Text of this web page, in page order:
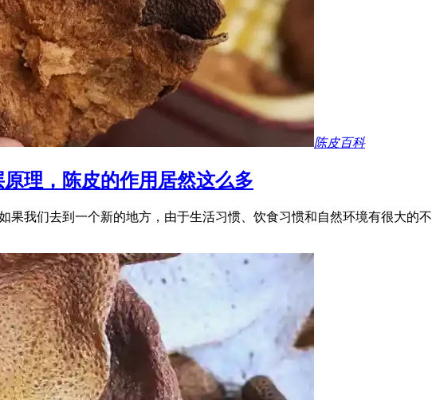
陈皮百科
理，陈皮的作用居然这么多
果我们去到一个新的地方，由于生活习惯、饮食习惯和自然环境有很大的